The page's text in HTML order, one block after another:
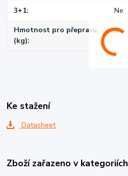
3+1 Ne
Hmotnost pro přepravu
(kg)
1
Ke stažení
Datasheet
Zboží zařazeno v kategoriích